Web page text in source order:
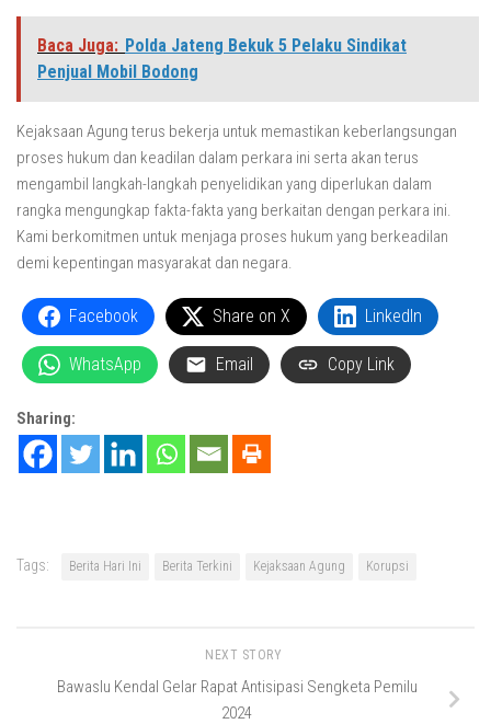
Baca Juga: Polda Jateng Bekuk 5 Pelaku Sindikat
Penjual Mobil Bodong
Kejaksaan Agung terus bekerja untuk memastikan keberlangsungan
proses hukum dan keadilan dalam perkara ini serta akan terus
mengambil langkah-langkah penyelidikan yang diperlukan dalam
rangka mengungkap fakta-fakta yang berkaitan dengan perkara ini.
Kami berkomitmen untuk menjaga proses hukum yang berkeadilan
demi kepentingan masyarakat dan negara.
Facebook Share on X LinkedIn
WhatsApp Email Copy Link
Sharing:
Tags: Berita Hari Ini Berita Terkini Kejaksaan Agung Korupsi
NEXT STORY
Bawaslu Kendal Gelar Rapat Antisipasi Sengketa Pemilu
2024